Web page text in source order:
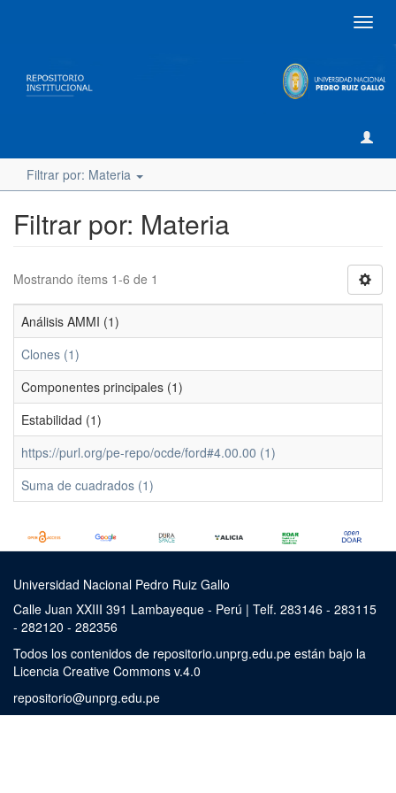
Filtrar por: Materia
Filtrar por: Materia
Mostrando ítems 1-6 de 1
Análisis AMMI (1)
Clones (1)
Componentes principales (1)
Estabilidad (1)
https://purl.org/pe-repo/ocde/ford#4.00.00 (1)
Suma de cuadrados (1)
Universidad Nacional Pedro Ruiz Gallo
Calle Juan XXIII 391 Lambayeque - Perú | Telf. 283146 - 283115
- 282120 - 282356
Todos los contenidos de repositorio.unprg.edu.pe están bajo la
Licencia Creative Commons v.4.0
repositorio@unprg.edu.pe